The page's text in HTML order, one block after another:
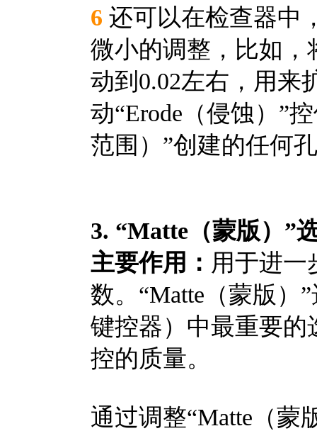
6 还可以在检查器中
微小的调整，比如，
动到0.02左右，用来
动“Erode（侵蚀）”
范围）”创建的任何
3. “Matte（蒙版）”
主要作用： 用于进一
数。“Matte（蒙版）
键控器）中最重要
控的质量。
通过调整“Matte（蒙